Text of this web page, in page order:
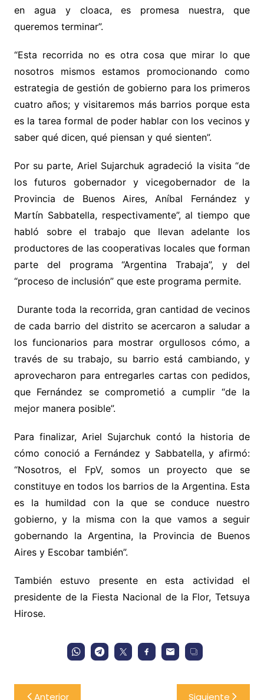
en agua y cloaca, es promesa nuestra, que
queremos terminar”.
“Esta recorrida no es otra cosa que mirar lo que
nosotros mismos estamos promocionando como
estrategia de gestión de gobierno para los primeros
cuatro años; y visitaremos más barrios porque esta
es la tarea formal de poder hablar con los vecinos y
saber qué dicen, qué piensan y qué sienten”.
Por su parte, Ariel Sujarchuk agradeció la visita “de
los futuros gobernador y vicegobernador de la
Provincia de Buenos Aires, Aníbal Fernández y
Martín Sabbatella, respectivamente”, al tiempo que
habló sobre el trabajo que llevan adelante los
productores de las cooperativas locales que forman
parte del programa “Argentina Trabaja”, y del
“proceso de inclusión” que este programa permite.
Durante toda la recorrida, gran cantidad de vecinos
de cada barrio del distrito se acercaron a saludar a
los funcionarios para mostrar orgullosos cómo, a
través de su trabajo, su barrio está cambiando, y
aprovecharon para entregarles cartas con pedidos,
que Fernández se comprometió a cumplir “de la
mejor manera posible”.
Para finalizar, Ariel Sujarchuk contó la historia de
cómo conoció a Fernández y Sabbatella, y afirmó:
“Nosotros, el FpV, somos un proyecto que se
constituye en todos los barrios de la Argentina. Esta
es la humildad con la que se conduce nuestro
gobierno, y la misma con la que vamos a seguir
gobernando la Argentina, la Provincia de Buenos
Aires y Escobar también”.
También estuvo presente en esta actividad el
presidente de la Fiesta Nacional de la Flor, Tetsuya
Hirose.
Navegación
Anterior Siguiente